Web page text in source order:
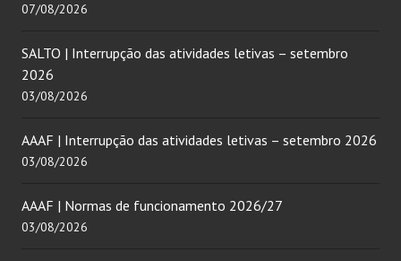
07/08/2026
SALTO | Interrupção das atividades letivas – setembro
2026
03/08/2026
AAAF | Interrupção das atividades letivas – setembro 2026
03/08/2026
AAAF | Normas de funcionamento 2026/27
03/08/2026